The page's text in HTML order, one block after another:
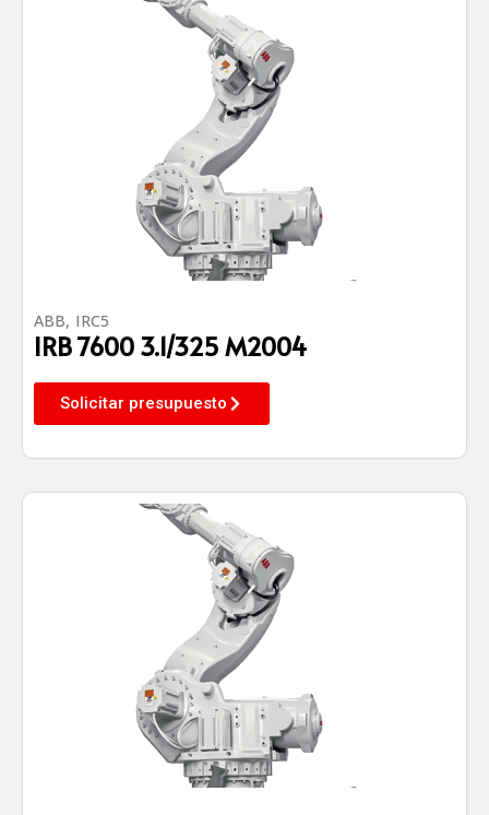
ABB, IRC5
IRB 7600 3.1/325 M2004
Solicitar presupuesto